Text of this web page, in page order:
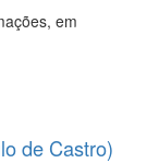
em
de Castro)